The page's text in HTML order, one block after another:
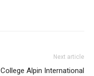
Next article
College Alpin International